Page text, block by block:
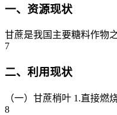
一、资源现状
甘蔗是我国主要糖料作物
7
二、利用现状
（一）甘蔗梢叶 1.直接
8